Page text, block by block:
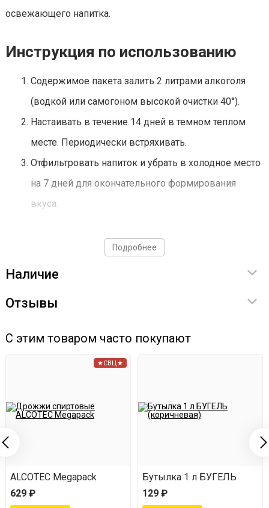
освежающего напитка.
Инструкция по использованию
Содержимое пакета залить 2 литрами алкоголя
(водкой или самогоном высокой очистки 40°).
Настаивать в течение 14 дней в темном теплом
месте. Периодически встряхивать.
Отфильтровать напиток и убрать в холодное место
на 7 дней для окончательного формирования
вкуса.
Подробнее
Наличие
Отзывы
С этим товаром часто покупают
★СВЦ★
ALCOTEC Megapack
629 ₽
Бутылка 1 л БУГЕЛЬ
129 ₽